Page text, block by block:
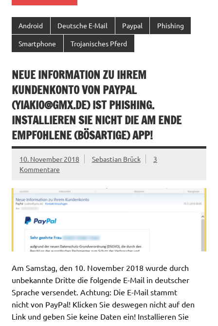
Android Deutsche E-Mail Paypal Phishing
Smartphone Trojanisches Pferd
NEUE INFORMATION ZU IHREM
KUNDENKONTO VON PAYPAL
(YIAKIO@GMX.DE) IST PHISHING.
INSTALLIEREN SIE NICHT DIE AM ENDE
EMPFOHLENE (BÖSARTIGE) APP!
10. November 2018 Sebastian Brück
3
Kommentare
Am Samstag, den 10. November 2018 wurde durch
unbekannte Dritte die folgende E-Mail in deutscher
Sprache versendet. Achtung: Die E-Mail stammt
nicht von PayPal! Klicken Sie deswegen nicht auf den
Link und geben Sie keine Daten ein! Installieren Sie